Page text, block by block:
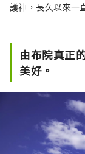
護神，長久以來一
由布院真正
美好。